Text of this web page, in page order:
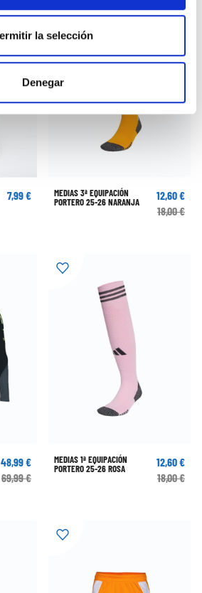
la selección
Denegar
7,99 €
MEDIAS 3ª EQUIPACIÓN
PORTERO 25-26 NARANJA
12,60 €
18,00 €
48,99 €
69,99 €
MEDIAS 1ª EQUIPACIÓN
PORTERO 25-26 ROSA
12,60 €
18,00 €